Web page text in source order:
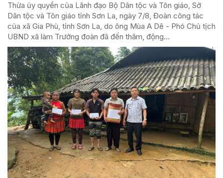
Thừa ủy quyền của Lãnh đạo Bộ Dân tộc và Tôn giáo, Sở
Dân tộc và Tôn giáo tỉnh Sơn La, ngày 7/8, Đoàn công tác
của xã Gia Phù, tỉnh Sơn La, do ông Mùa A Dê - Phó Chủ tịch
UBND xã làm Trưởng đoàn đã đến thăm, động...